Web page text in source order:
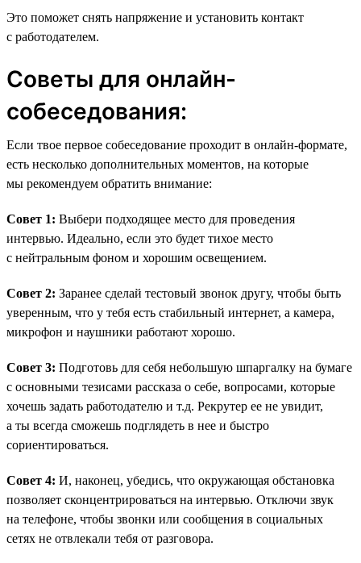
Это поможет снять напряжение и установить контакт
с работодателем.
Советы для онлайн-
собеседования:
Если твое первое собеседование проходит в онлайн-формате,
есть несколько дополнительных моментов, на которые
мы рекомендуем обратить внимание:
Совет 1: Выбери подходящее место для проведения
интервью. Идеально, если это будет тихое место
с нейтральным фоном и хорошим освещением.
Совет 2: Заранее сделай тестовый звонок другу, чтобы быть
уверенным, что у тебя есть стабильный интернет, а камера,
микрофон и наушники работают хорошо.
Совет 3: Подготовь для себя небольшую шпаргалку на бумаге
с основными тезисами рассказа о себе, вопросами, которые
хочешь задать работодателю и т.д. Рекрутер ее не увидит,
а ты всегда сможешь подглядеть в нее и быстро
сориентироваться.
Совет 4: И, наконец, убедись, что окружающая обстановка
позволяет сконцентрироваться на интервью. Отключи звук
на телефоне, чтобы звонки или сообщения в социальных
сетях не отвлекали тебя от разговора.